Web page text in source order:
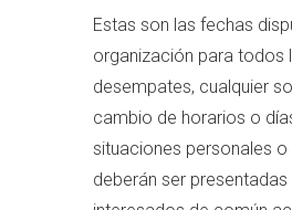
Estas son las fechas
organización para todos
desempates, cualquier
cambio de horarios o
situaciones personales o
deberán ser